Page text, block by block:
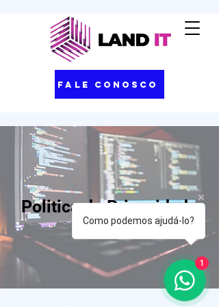
Fale Conosco
Politica de Privacidade
Como podemos ajudá-lo?
1